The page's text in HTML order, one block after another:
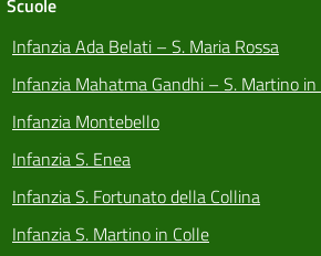
Infanzia Ada Belati – S. Maria Rossa
Infanzia Mahatma Gandhi – S. Martino in
Infanzia Montebello
Infanzia S. Enea
Infanzia S. Fortunato della Collina
Infanzia S. Martino in Colle